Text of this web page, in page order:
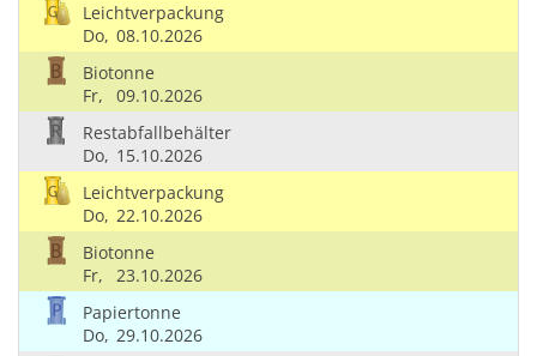
Leichtverpackung
Do, 08.10.2026
Biotonne
Fr,
09.10.2026
Restabfallbehälter
Do, 15.10.2026
Leichtverpackung
Do, 22.10.2026
Biotonne
Fr,
23.10.2026
Papiertonne
Do, 29.10.2026